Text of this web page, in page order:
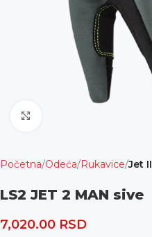
Početna Odeća Rukavice Jet II
LS2 JET 2 MAN sive
7,020.00 RSD